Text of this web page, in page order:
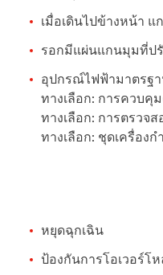
เมื่อเดินไปข้างหน้า
รอกมีแผ่นแกนมุมที่ปรั
อุปกรณ์ไฟฟ้ามาตรฐา
ทางเลือก: การควบคุ
ทางเลือก: การตรวจ
ทางเลือก: ชุดเครื่องก
หยุดฉุกเฉิน
ป้องกันการโอเวอร์โ